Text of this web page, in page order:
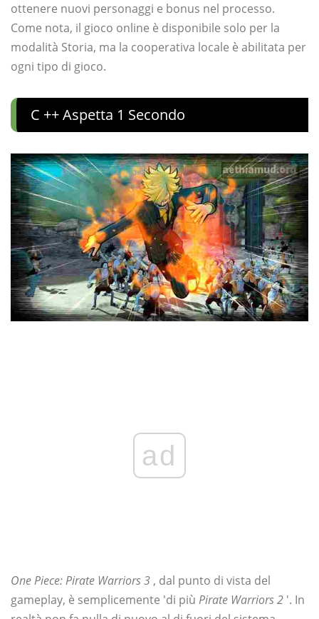
ottenere nuovi personaggi e bonus nel processo.
Come nota, il gioco online è disponibile solo per la
modalità Storia, ma la cooperativa locale è abilitata per
ogni tipo di gioco.
C ++ Aspetta 1 Secondo
ad
One Piece: Pirate Warriors 3 , dal punto di vista del
gameplay, è semplicemente 'di più Pirate Warriors 2 '. In